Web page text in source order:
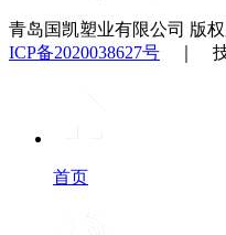
青岛国凯塑业有限公司 版
ICP备2020038627号 ｜ 技
首页